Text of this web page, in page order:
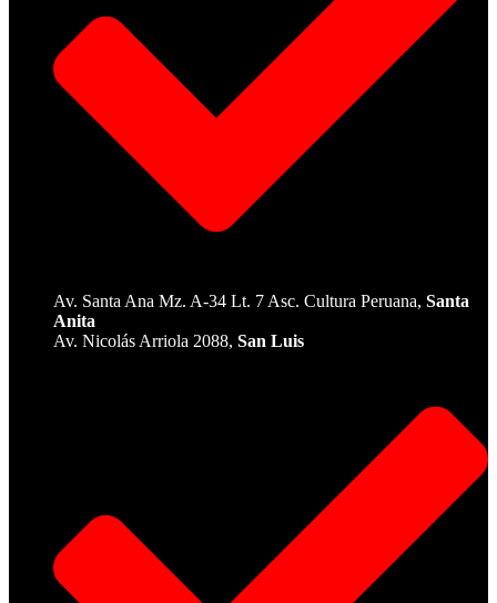
Av. Santa Ana Mz. A-34 Lt. 7 Asc. Cultura Peruana, Santa
Anita
Av. Nicolás Arriola 2088, San Luis